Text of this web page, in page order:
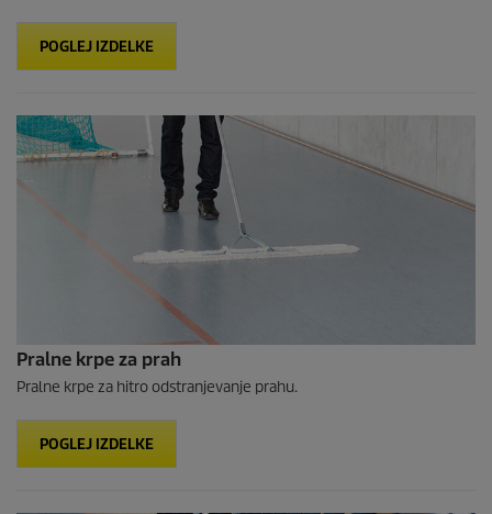
POGLEJ IZDELKE
Pralne krpe za prah
Pralne krpe za hitro odstranjevanje prahu.
POGLEJ IZDELKE